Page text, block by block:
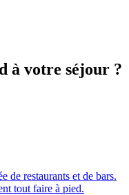
à votre séjour ?
de restaurants et de bars.
tout faire à pied.